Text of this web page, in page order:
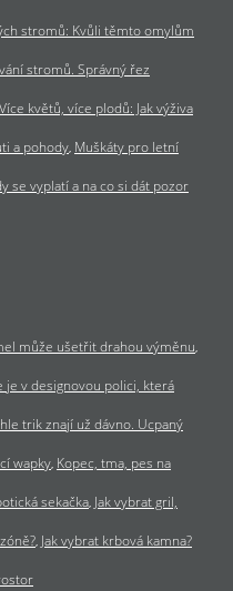
stromů: Kvůli těmto omylům
stromů. Správný řez
Více květů, více plodů: Jak výživa
a pohody Muškáty pro letní
se vyplatí a na co si dát pozor
může ušetřit drahou výměnu
v designovou polici, která
trik znají už dávno. Ucpaný
wapky Kopec, tma, pes na
sekačka Jak vybrat gril,
Jak vybrat krbová kamna?